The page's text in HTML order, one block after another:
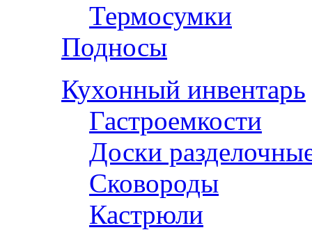
Термосумки
Подносы
Кухонный инвентарь
Гастроемкости
Доски
Сковороды
Кастрюли